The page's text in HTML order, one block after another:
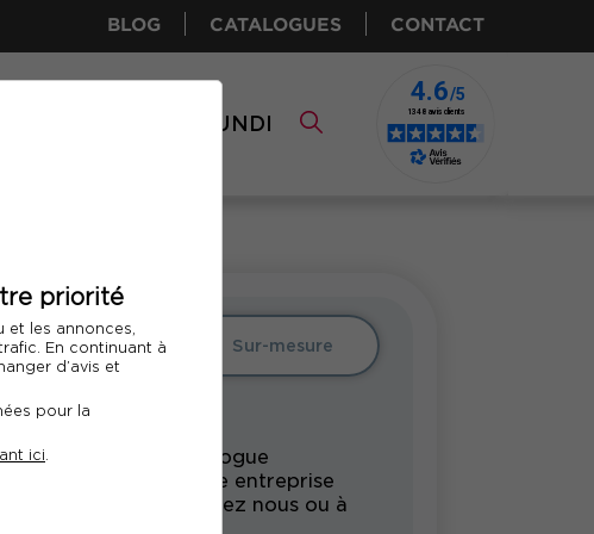
priorité
et les annonces,
En continuant à
d’avis et
pour la
ici.
BLOG CATALOGUES CONTACT
COMUNDI
Intra Sur-mesure
Formation du catalogue
Comundi pour votre entreprise
dans vos locaux, chez nous ou à